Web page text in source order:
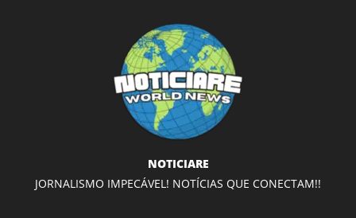
NOTICIARE
JORNALISMO IMPECÁVEL! NOTÍCIAS QUE CONECTAM!!